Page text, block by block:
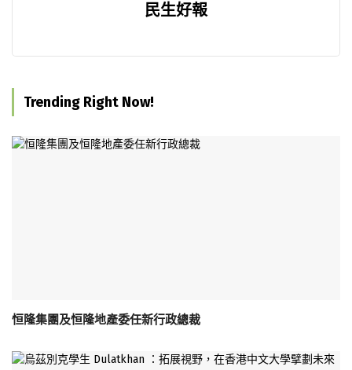
民生好報
Trending Right Now!
恒隆集團及恒隆地產委任新行政總裁